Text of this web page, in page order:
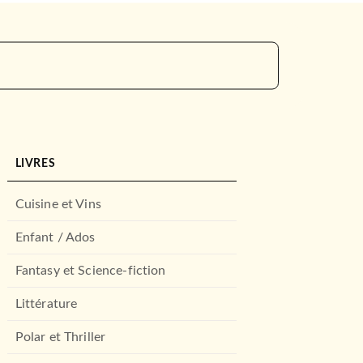
LIVRES
Cuisine et Vins
Enfant / Ados
Fantasy et Science-fiction
Littérature
Polar et Thriller